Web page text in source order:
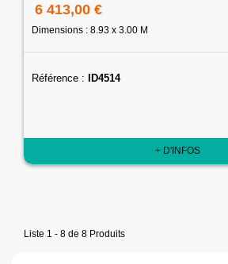
6 413,00 €
Dimensions : 8.93 x 3.00 M
Référence : ID4514
+ D'INFOS
Liste 1 - 8 de 8 Produits